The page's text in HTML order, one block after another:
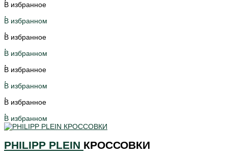
В избранное
В избранном
В избранное
В избранном
В избранное
В избранном
В избранное
В избранном
PHILIPP PLEIN КРОССОВКИ